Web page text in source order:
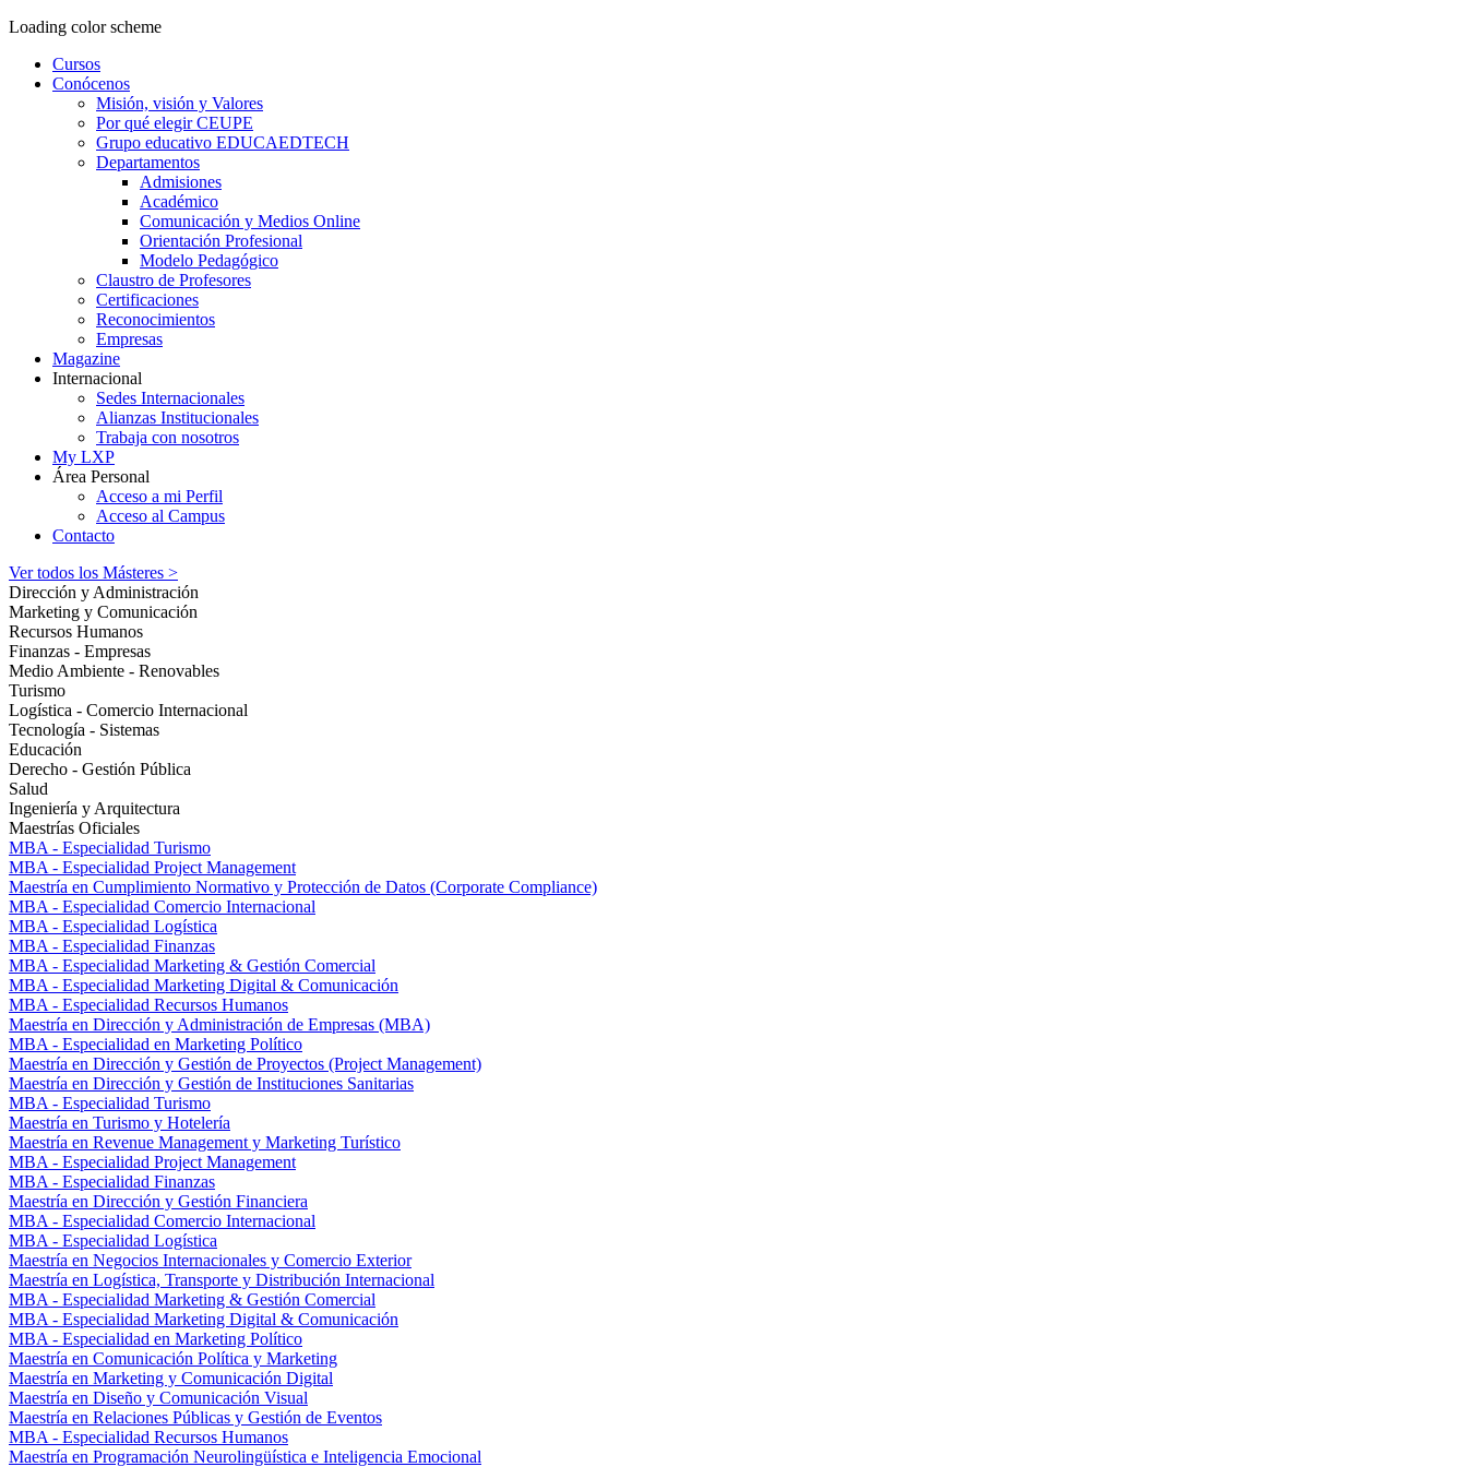
Loading color scheme
Cursos
Conócenos
Misión, visión y Valores
Por qué elegir CEUPE
Grupo educativo EDUCAEDTECH
Departamentos
Admisiones
Académico
Comunicación y Medios Online
Orientación Profesional
Modelo Pedagógico
Claustro de Profesores
Certificaciones
Reconocimientos
Empresas
Magazine
Internacional
Sedes Internacionales
Alianzas Institucionales
Trabaja con nosotros
My LXP
Área Personal
Acceso a mi Perfil
Acceso al Campus
Contacto
Ver todos los Másteres >
Dirección y Administración
Marketing y Comunicación
Recursos Humanos
Finanzas - Empresas
Medio Ambiente - Renovables
Turismo
Logística - Comercio Internacional
Tecnología - Sistemas
Educación
Derecho - Gestión Pública
Salud
Ingeniería y Arquitectura
Maestrías Oficiales
MBA - Especialidad Turismo
MBA - Especialidad Project Management
Maestría en Cumplimiento Normativo y Protección de Datos (Corporate Compliance)
MBA - Especialidad Comercio Internacional
MBA - Especialidad Logística
MBA - Especialidad Finanzas
MBA - Especialidad Marketing & Gestión Comercial
MBA - Especialidad Marketing Digital & Comunicación
MBA - Especialidad Recursos Humanos
Maestría en Dirección y Administración de Empresas (MBA)
MBA - Especialidad en Marketing Político
Maestría en Dirección y Gestión de Proyectos (Project Management)
Maestría en Dirección y Gestión de Instituciones Sanitarias
MBA - Especialidad Turismo
Maestría en Turismo y Hotelería
Maestría en Revenue Management y Marketing Turístico
MBA - Especialidad Project Management
MBA - Especialidad Finanzas
Maestría en Dirección y Gestión Financiera
MBA - Especialidad Comercio Internacional
MBA - Especialidad Logística
Maestría en Negocios Internacionales y Comercio Exterior
Maestría en Logística, Transporte y Distribución Internacional
MBA - Especialidad Marketing & Gestión Comercial
MBA - Especialidad Marketing Digital & Comunicación
MBA - Especialidad en Marketing Político
Maestría en Comunicación Política y Marketing
Maestría en Marketing y Comunicación Digital
Maestría en Diseño y Comunicación Visual
Maestría en Relaciones Públicas y Gestión de Eventos
MBA - Especialidad Recursos Humanos
Maestría en Programación Neurolingüística e Inteligencia Emocional